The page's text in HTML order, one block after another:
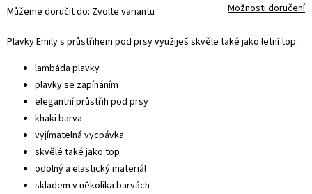
Můžeme doručit do: Zvolte variantu Možnosti doručení
Plavky Emily s průstřihem pod prsy využiješ skvěle také jako letní top.
lambáda plavky
plavky se zapínáním
elegantní průstřih pod prsy
khaki barva
vyjímatelná vycpávka
skvělé také jako top
odolný a elastický materiál
skladem v několika barvách